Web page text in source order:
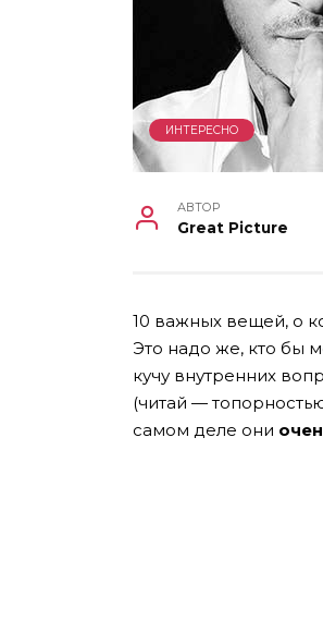
ИНТЕРЕСНО
АВТОР
Great Picture
10 важных вещей, о
Это надо же, кто бы
кучу внутренних
(читай —
самом деле они